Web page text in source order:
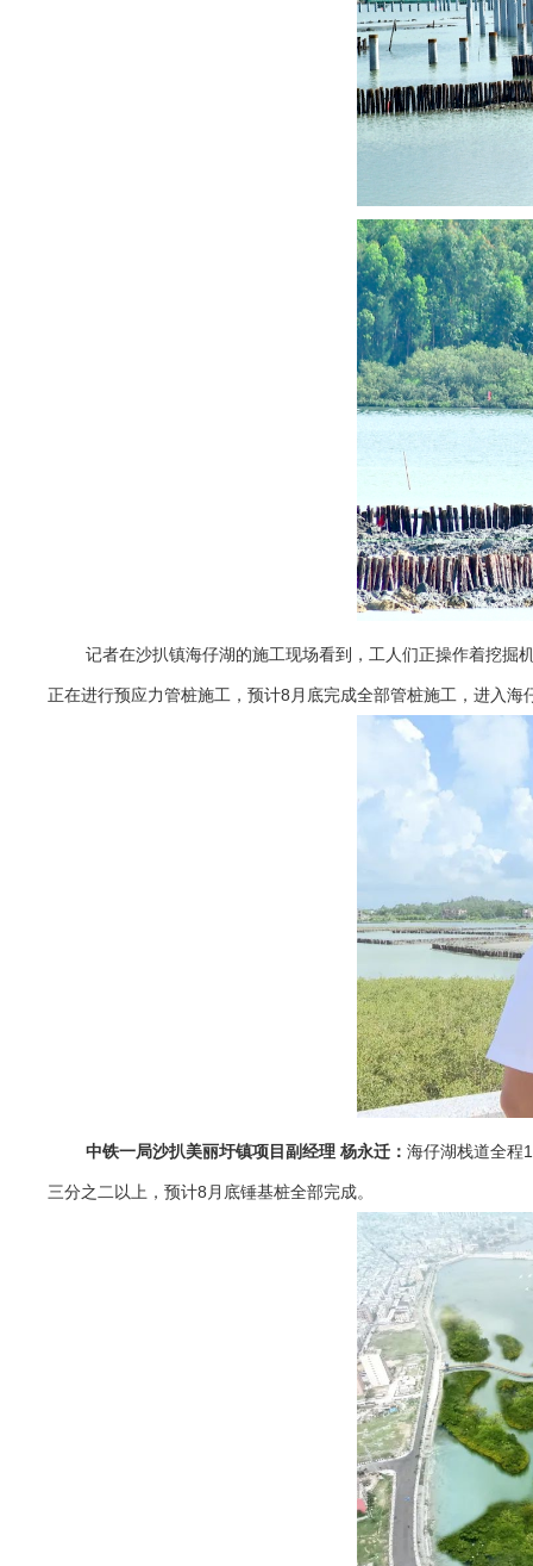
记者在沙扒镇海仔湖的施工现场看到，工人们正操作着挖掘
正在进行预应力管桩施工，预计8月底完成全部管桩施工，进入海
中铁一局沙扒美丽圩镇项目副经理 杨永迁： 海仔湖栈道全程
三分之二以上，预计8月底锤基桩全部完成。